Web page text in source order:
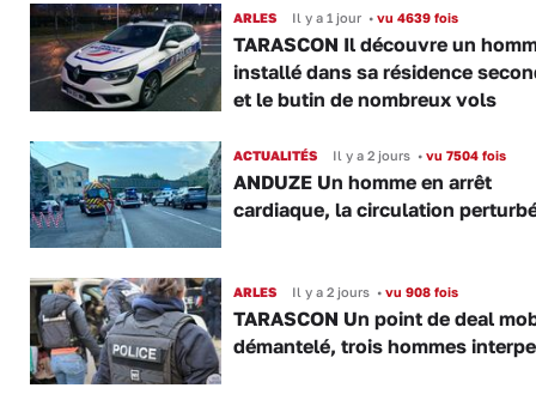
ARLES Il y a 1 jour •vu 4639 fois
TARASCON Il découvre un
installé dans sa résidence
et le butin de nombreux vols
ACTUALITÉS Il y a 2 jours •vu 7504 fois
ANDUZE Un homme en arrêt
cardiaque, la circulation
ARLES Il y a 2 jours •vu 908 fois
TARASCON Un point de deal
démantelé, trois hommes